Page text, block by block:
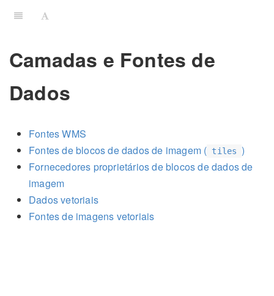
Camadas e Fontes de
Dados
Fontes WMS
Fontes de blocos de dados de imagem ( tiles )
Fornecedores proprietários de blocos de dados de
imagem
Dados vetoriais
Fontes de imagens vetoriais